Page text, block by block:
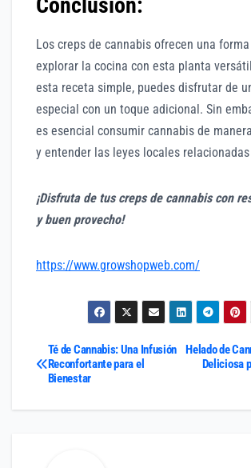
Los creps de cannabis ofrecen una
explorar la cocina con esta planta
esta receta simple, puedes disfrutar de
especial con un toque adicional. Sin
es esencial consumir cannabis de
y entender las leyes locales
¡Disfruta de tus creps de cannabis con
y buen provecho!
https://www.growshopweb.com/
Navegación
de
Helado de
Deliciosa
Té de Cannabis: Una Infusión
Reconfortante para el
Bienestar